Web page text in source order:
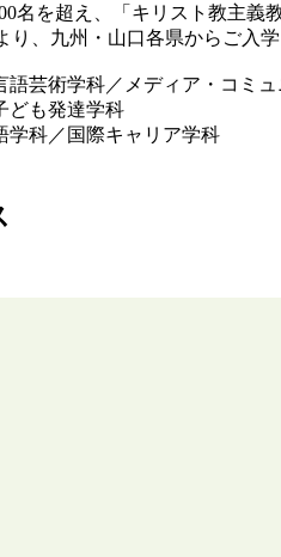
名を超え、「キリスト教主義
り、九州・山口各県からご入
語芸術学科／メディア・コミ
ども発達学科
学科／国際キャリア学科